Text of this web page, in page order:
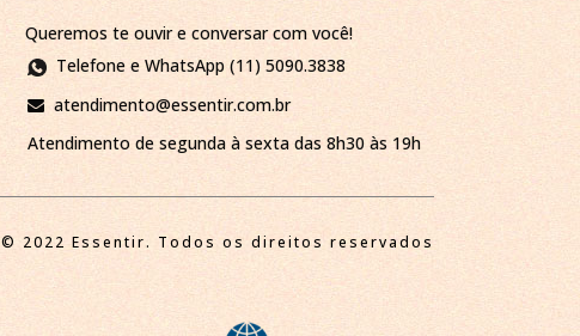
Queremos te ouvir e conversar com você!
Telefone e WhatsApp (11) 5090.3838
atendimento@essentir.com.br
Atendimento de segunda à sexta das 8h30 às 19h
© 2022 Essentir. Todos os direitos reservados